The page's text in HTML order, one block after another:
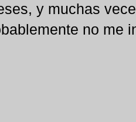
y muchas
no me